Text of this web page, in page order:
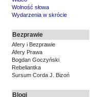
Wolność słowa
Wydarzenia w skrócie
Bezprawie
Afery i Bezprawie
Afery Prawa
Bogdan Goczyński
Rebeliantka
Sursum Corda J. Bizoń
Blogi